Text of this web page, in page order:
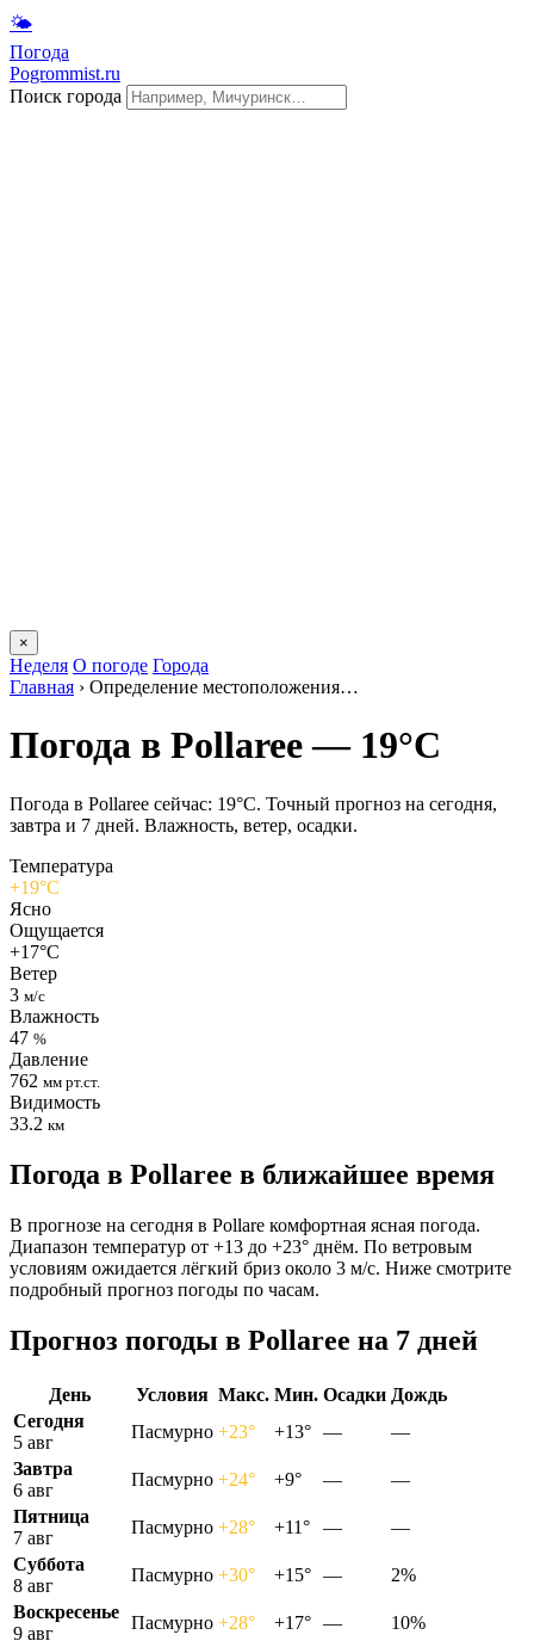
🌤
Погода
Pogrommist.ru
Поиск города
×
Неделя О погоде Города
Главная › Определение местоположения…
Погода в Pollareе — 19°C
Погода в Pollareе сейчас: 19°C. Точный прогноз на сегодня,
завтра и 7 дней. Влажность, ветер, осадки.
Температура
+19°C
Ясно
Ощущается
+17°C
Ветер
3 м/с
Влажность
47 %
Давление
762 мм рт.ст.
Видимость
33.2 км
Погода в Pollareе в ближайшее время
В прогнозе на сегодня в Pollare комфортная ясная погода.
Диапазон температур от +13 до +23° днём. По ветровым
условиям ожидается лёгкий бриз около 3 м/с. Ниже смотрите
подробный прогноз погоды по часам.
Прогноз погоды в Pollareе на 7 дней
День Условия Макс. Мин. Осадки Дождь
Сегодня
5 авг
Пасмурно +23° +13° —
—
Завтра
6 авг
Пасмурно +24° +9° —
—
Пятница
7 авг
Пасмурно +28° +11° —
—
Суббота
8 авг
Пасмурно +30° +15° —
2%
Воскресенье
9 авг
Пасмурно +28° +17° —
10%